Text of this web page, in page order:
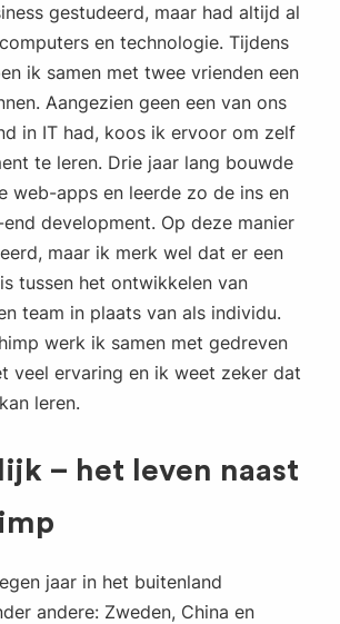
gestudeerd, maar had altijd al
en technologie. Tijdens
ik samen met twee vrienden een
Aangezien geen een van ons
in IT had, koos ik ervoor om zelf
te leren. Drie jaar lang bouwde
web-apps en leerde zo de ins en
development. Op deze manier
maar ik merk wel dat er een
tussen het ontwikkelen van
team in plaats van als individu.
werk ik samen met gedreven
veel ervaring en ik weet zeker dat
leren.
– het leven naast
jaar in het buitenland
andere: Zweden, China en